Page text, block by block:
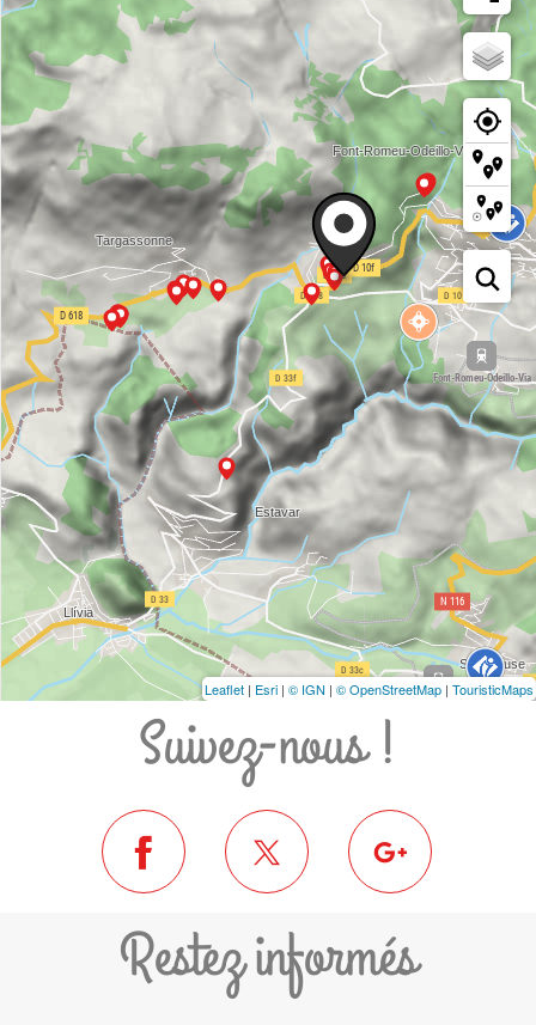
Leaflet | Esri | © IGN | © OpenStreetMap | TouristicMaps
Suivez-nous !
Restez informés